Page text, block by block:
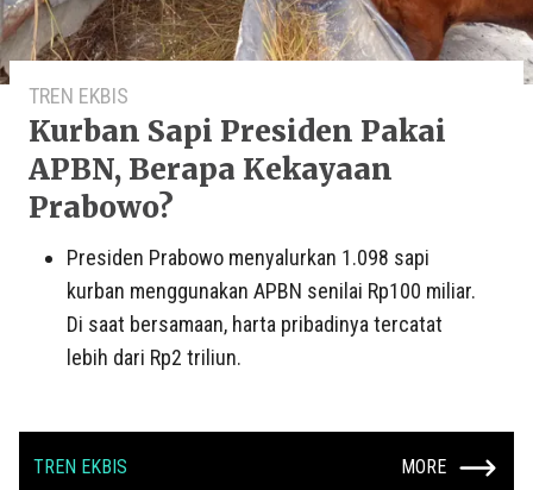
TREN EKBIS
Kurban Sapi Presiden Pakai
APBN, Berapa Kekayaan
Prabowo?
Presiden Prabowo menyalurkan 1.098 sapi
kurban menggunakan APBN senilai Rp100 miliar.
Di saat bersamaan, harta pribadinya tercatat
lebih dari Rp2 triliun.
TREN EKBIS MORE